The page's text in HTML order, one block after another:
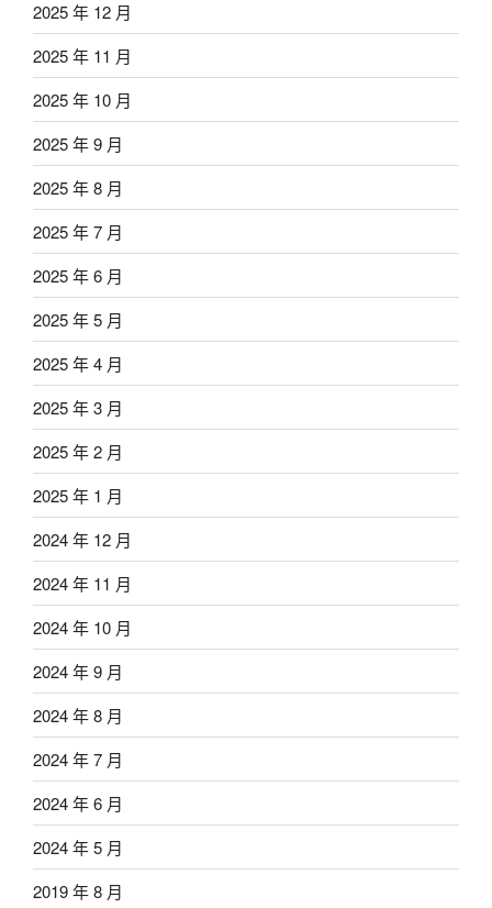
2025 年 12 月
2025 年 11 月
2025 年 10 月
2025 年 9 月
2025 年 8 月
2025 年 7 月
2025 年 6 月
2025 年 5 月
2025 年 4 月
2025 年 3 月
2025 年 2 月
2025 年 1 月
2024 年 12 月
2024 年 11 月
2024 年 10 月
2024 年 9 月
2024 年 8 月
2024 年 7 月
2024 年 6 月
2024 年 5 月
2019 年 8 月